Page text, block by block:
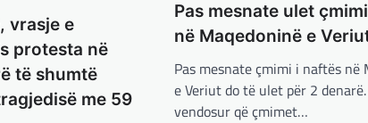
vrasje e
protesta në
të shumtë
me 59
Pas mesnate ulet
në Maqedoninë e
Pas mesnate çmimi i naftës në
e Veriut do të ulet për 2 denarë.
vendosur që çmimet…